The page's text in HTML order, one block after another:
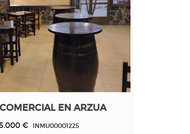
EN ARZUA
€INMU00001225